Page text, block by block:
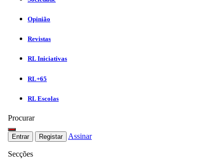
Opinião
Revistas
RL Iniciativas
RL+65
RL Escolas
Procurar
Entrar Registar Assinar
Secções